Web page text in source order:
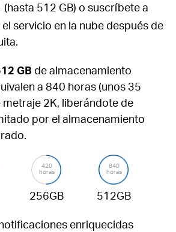
(hasta 512 GB) o suscríbete a
servicio en la nube después de
GB de almacenamiento
a 840 horas (unos 35
metraje 2K, liberándote de
por el almacenamiento
420
horas
256GB
840
horas
512GB
enriquecidas